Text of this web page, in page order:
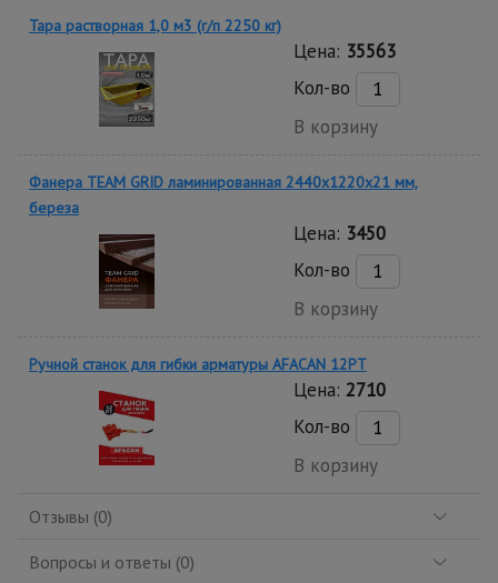
Тара растворная 1,0 м3 (г/п 2250 кг)
Цена: 35563
Кол-во
В корзину
Фанера TEAM GRID ламинированная 2440х1220х21 мм,
береза
Цена: 3450
Кол-во
В корзину
Ручной станок для гибки арматуры AFACAN 12PT
Цена: 2710
Кол-во
В корзину
Отзывы (0)
Вопросы и ответы (0)